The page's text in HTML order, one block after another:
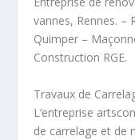
vannes, Rennes. –
Quimper –
Construction RGE.
Travaux de
L’entreprise
de carrelage et de